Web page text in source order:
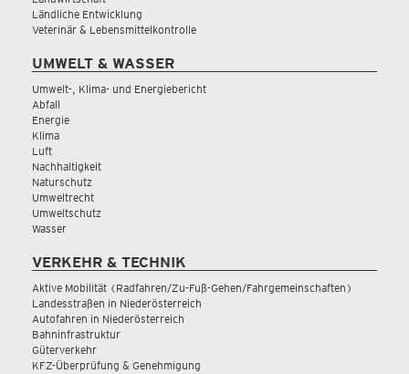
Ländliche Entwicklung
Veterinär & Lebensmittelkontrolle
UMWELT & WASSER
Umwelt-, Klima- und Energiebericht
Abfall
Energie
Klima
Luft
Nachhaltigkeit
Naturschutz
Umweltrecht
Umweltschutz
Wasser
VERKEHR & TECHNIK
Aktive Mobilität (Radfahren/Zu-Fuß-Gehen/Fahrgemeinschaften)
Landesstraßen in Niederösterreich
Autofahren in Niederösterreich
Bahninfrastruktur
Güterverkehr
KFZ-Überprüfung & Genehmigung